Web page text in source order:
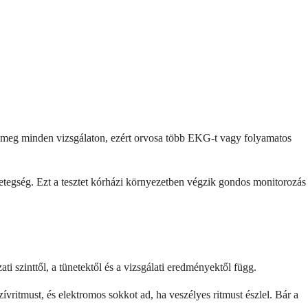
minden vizsgálaton, ezért orvosa több EKG-t vagy folyamatos
Ezt a tesztet kórházi környezetben végzik gondos monitorozás
szinttől, a tünetektől és a vizsgálati eredményektől függ.
és elektromos sokkot ad, ha veszélyes ritmust észlel. Bár a